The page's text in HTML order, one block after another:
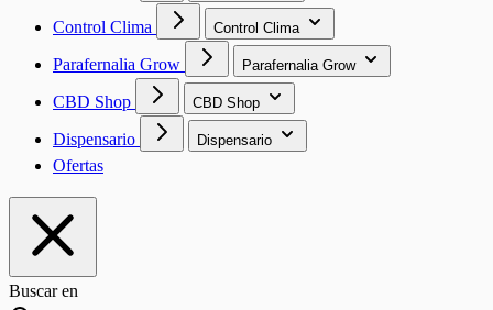
Control Clima Control Clima
Parafernalia Grow Parafernalia Grow
CBD Shop CBD Shop
Dispensario Dispensario
Ofertas
Buscar en